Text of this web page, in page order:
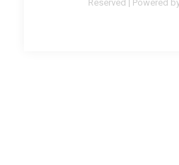
Reserved | Powered